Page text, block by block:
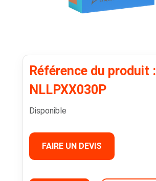
Référence du produit :
NLLPXX030P
Disponible
FAIRE UN DEVIS